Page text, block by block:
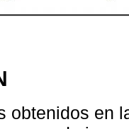
obtenidos en